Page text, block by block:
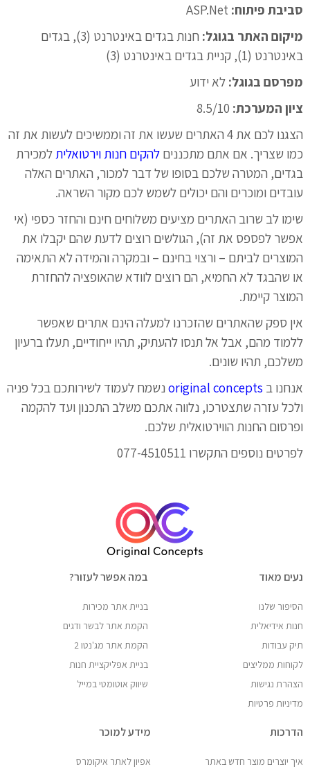
סביבת פיתוח:
מיקום האתר בגוגל:
חנות בגדים באינטרנט (3), בגדים
באינטרנט (1), קניית בגדים באינטרנט (3)
מפרסם בגוגל: לא ידוע
ציון המערכת:
הצגנו לכם את 4 האתרים שעשו את זה וממשיכים לעשות את זה
כמו שצריך. אם אתם מתכננים להקים חנות וירטואלית למכירת
בגדים, המטרה שלכם בסופו של דבר למכור, האתרים האלה
עובדים ומוכרים והם יכולים לשמש לכם מקור השראה.
שימו לב שרוב האתרים מציעים משלוחים חינם והחזר כספי (אי
אפשר לפספס את זה), הגולשים רוצים לדעת שהם יקבלו את
המוצרים לביתם – ורצוי בחינם – ובמקרה והמידה לא התאימה
או שהבגד לא החמיא, הם רוצים לוודא שהאופציה להחזרת
המוצר קיימת.
אין ספק שהאתרים שהזכרנו למעלה הינם אתרים שאפשר
ללמוד מהם, אבל אל תנסו להעתיק, תהיו ייחודיים, תעלו ברעיון
משלכם, תהיו שונים.
אנחנו ב original concepts נשמח לעמוד לשירותכם בכל פניה
ולכל עזרה שתצטרכו, נלווה אתכם משלב התכנון ועד להקמה
ופרסום החנות הווירטואלית שלכם.
לפרטים נוספים התקשרו 077-4510511
נעים מאוד
הסיפור שלנו
חנות אידיאלית
תיק עבודות
לקוחות ממליצים
הצהרת נגישות
מדיניות פרטיות
במה אפשר לעזור?
בניית אתר מכירות
הקמת אתר לבשר ודגים
הקמת אתר מג'נטו 2
בניית אפליקציית חנות
שיווק אוטומטי במייל
הדרכות
איך יוצרים מוצר חדש באתר
מידע למוכר
אפיון לאתר איקומרס